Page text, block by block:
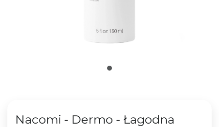
Nacomi - Dermo - Łagodna